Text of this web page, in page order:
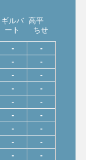
ギルバ
ート
高平
ちせ
- -
- -
- -
- -
- -
- -
- -
- -
- -